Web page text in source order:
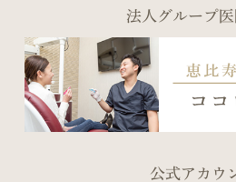
法人グループ
公式アカウ